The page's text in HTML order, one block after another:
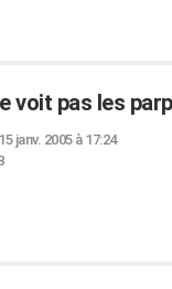
voit pas les
15 janv. 2005 à 17:24